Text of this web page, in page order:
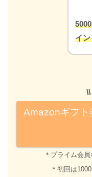
イ
Amazonギフト
＊プライム会
＊初回は